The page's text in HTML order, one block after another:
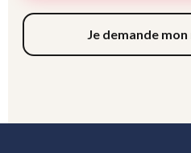
Je demande